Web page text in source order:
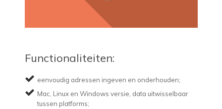
Functionaliteiten:
eenvoudig adressen ingeven en onderhouden;
Mac, Linux en Windows versie, data uitwisselbaar
tussen platforms;